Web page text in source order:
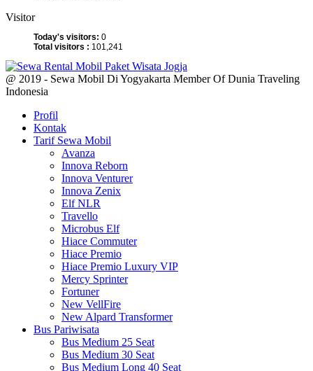
Visitor
Today's visitors: 0
Total visitors : 101,241
@ 2019 - Sewa Mobil Di Yogyakarta Member Of Dunia Traveling
Indonesia
Profil
Kontak
Tarif Sewa Mobil
Avanza
Innova Reborn
Innova Venturer
Innova Zenix
Elf NLR
Travello
Microbus Elf
Hiace Commuter
Hiace Premio
Hiace Premio Luxury VIP
Mercy Sprinter
Fortuner
New VellFire
New Alpard Transformer
Bus Pariwisata
Bus Medium 25 Seat
Bus Medium 30 Seat
Bus Medium Long 40 Seat